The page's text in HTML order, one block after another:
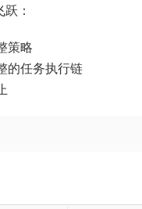
：
策略
的任务执行链